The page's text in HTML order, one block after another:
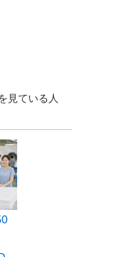
見ている人